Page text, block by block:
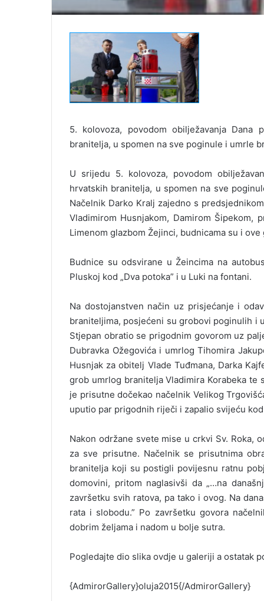
5. kolovoza, povodom obilježavanja Dana
branitelja, u spomen na sve poginule i umrle
U srijedu 5. kolovoza, povodom
hrvatskih branitelja, u spomen na sve
Načelnik Darko Kralj zajedno s
Vladimirom Husnjakom, Damirom Šipekom,
Limenom glazbom Žejinci, budnicama su i
Budnice su odsvirane u Žeincima na
Pluskoj kod „Dva potoka” i u Luki na fontani.
Na dostojanstven način uz prisjećanje i
braniteljima, posjećeni su grobovi poginulih i
Stjepan obratio se prigodnim govorom uz
Dubravka Ožegovića i umrlog Tihomira
Husnjak za obitelj Vlade Tuđmana, Darka
grob umrlog branitelja Vladimira Korabeka
je prisutne dočekao načelnik Velikog
uputio par prigodnih riječi i zapalio svijeću
Nakon održane svete mise u crkvi Sv. Roka,
za sve prisutne. Načelnik se prisutnima
branitelja koji su postigli povijesnu ratnu
domovini, pritom naglasivši da „…na
završetku svih ratova, pa tako i ovog. Na
rata i slobodu.” Po završetku govora
dobrim željama i nadom u bolje sutra.
Pogledajte dio slika ovdje u galeriji a ostatak
{AdmirorGallery}oluja2015{/AdmirorGallery}